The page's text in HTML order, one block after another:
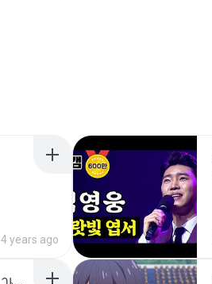
4 years ago
ເຊົາຮ້ອງເຖົ້າຊິເອົາທໍ່ໃດ (เซาฮ้องเถ้าสิเอาเท่าใด) ບຸນເກີດ ຫນູຫ່ວງ ft. ໂສພາ ຈຸນທະລາ